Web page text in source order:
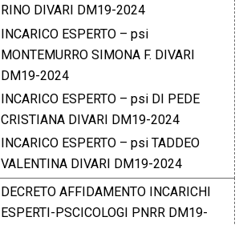
RINO DIVARI DM19-2024
INCARICO ESPERTO – psi
MONTEMURRO SIMONA F. DIVARI
DM19-2024
INCARICO ESPERTO – psi DI PEDE
CRISTIANA DIVARI DM19-2024
INCARICO ESPERTO – psi TADDEO
VALENTINA DIVARI DM19-2024
DECRETO AFFIDAMENTO INCARICHI
ESPERTI-PSCICOLOGI PNRR DM19-